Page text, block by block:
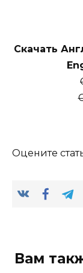
Скачать
Оцените
Вам